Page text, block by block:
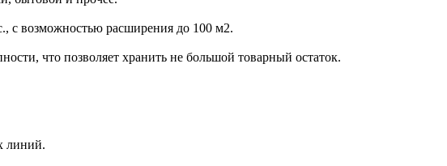
с возможностью расширения до 100 м2.
что позволяет хранить не большой товарный остаток.
линий.